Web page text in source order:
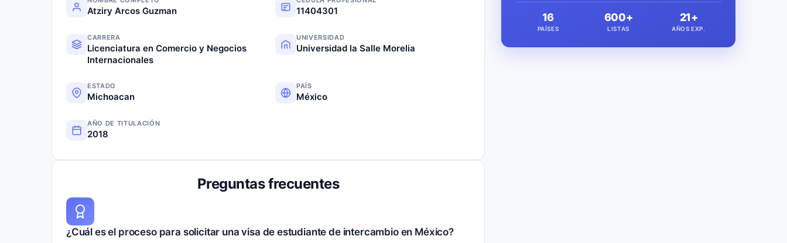
Atziry Arcos Guzman 11404301
CARRERA
Licenciatura en Comercio y Negocios
Internacionales
UNIVERSIDAD
Universidad la Salle Morelia
ESTADO
Michoacan
PAÍS
México
AÑO DE TITULACIÓN
2018
Preguntas frecuentes
¿Cuál es el proceso para solicitar una visa de estudiante de intercambio en México?
16
PAÍSES
600+
LISTAS
21+
AÑOS EXP.